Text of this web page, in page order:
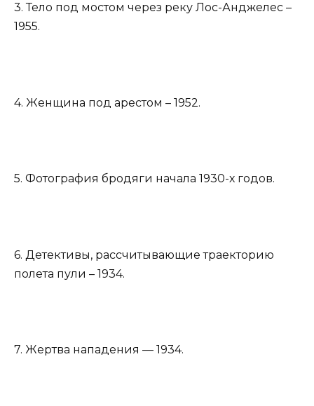
3. Тело под мостом через реку Лос-Анджелес –
1955.
4. Женщина под арестом – 1952.
5. Фотография бродяги начала 1930-х годов.
6. Детективы, рассчитывающие траекторию
полета пули – 1934.
7. Жертва нападения — 1934.